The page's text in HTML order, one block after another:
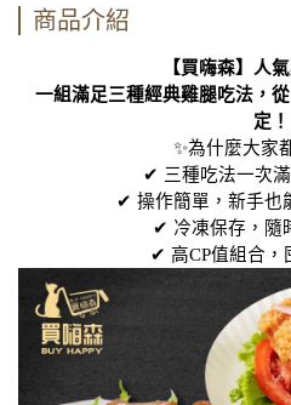
商品介紹
【買嗨森】人
一組滿足三種經典雞腿吃法，
定！
✨為什麼大家
✔ 三種吃法一次
✔ 操作簡單，新手也
✔ 冷凍保存，隨
✔ 高CP值組合，